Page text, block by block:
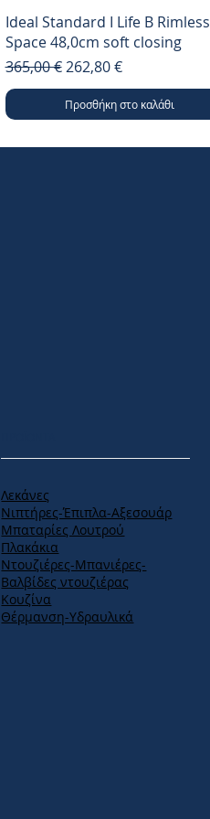
Ideal Standard I Life B Rimless
Space 48,0cm soft closing
Κανονική τιμή
365,00 € Τιμή Έκπτωσης
262,80 €
Προσθήκη στο καλάθι
Λεκάνες
Νιπτήρες-Έπιπλα-Αξεσουάρ
Μπαταρίες Λουτρού
Πλακάκια
Ντουζιέρες-Μπανιέρες-
Βαλβίδες ντουζιέρας
Κουζίνα
Θέρμανση-Υδραυλικά